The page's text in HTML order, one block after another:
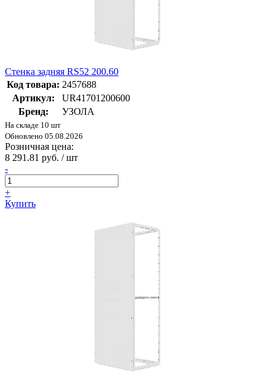
Стенка задняя RS52 200.60
Код товара: 2457688
Артикул:
UR41701200600
Бренд:
УЗОЛА
На складе 10 шт
Обновлено 05.08.2026
Розничная цена:
8 291.81 руб. / шт
-
+
Купить